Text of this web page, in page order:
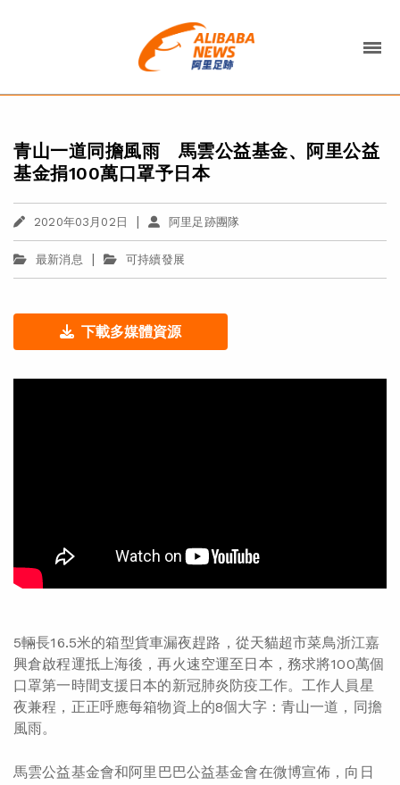
青山一道同擔風雨 馬雲公益基金、阿里公益
基金捐100萬口罩予日本
2020年03月02日 | 阿里足跡團隊
最新消息 | 可持續發展
下載多媒體資源
5輛長16.5米的箱型貨車漏夜趕路，從天貓超市菜鳥浙江嘉
興倉啟程運抵上海後，再火速空運至日本，務求將100萬個
口罩第一時間支援日本的新冠肺炎防疫工作。工作人員星
夜兼程，正正呼應每箱物資上的8個大字：青山一道，同擔
風雨。
馬雲公益基金會和阿里巴巴公益基金會在微博宣佈，向日